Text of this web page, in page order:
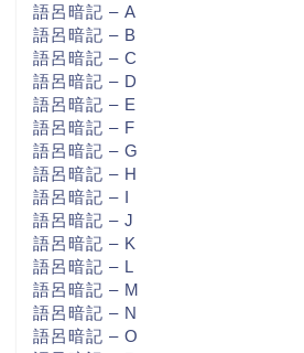
語呂暗記 – A
語呂暗記 – B
語呂暗記 – C
語呂暗記 – D
語呂暗記 – E
語呂暗記 – F
語呂暗記 – G
語呂暗記 – H
語呂暗記 – I
語呂暗記 – J
語呂暗記 – K
語呂暗記 – L
語呂暗記 – M
語呂暗記 – N
語呂暗記 – O